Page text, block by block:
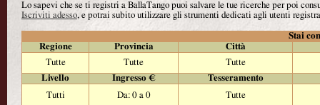
Lo sapevi che se ti registri a BallaTango puoi salvare le tue ricerche per poi
Iscriviti adesso, e potrai subito utilizzare gli strumenti dedicati agli utenti
Stai
Regione
Provincia
Città
Tutte
Tutte
Tutte
Livello
Ingresso €
Tesseramento
Tutti
Da: 0 a 0 Tutte